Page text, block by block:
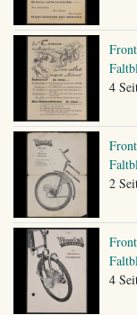
4
2
4